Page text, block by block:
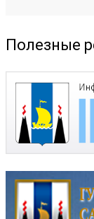
Полезные